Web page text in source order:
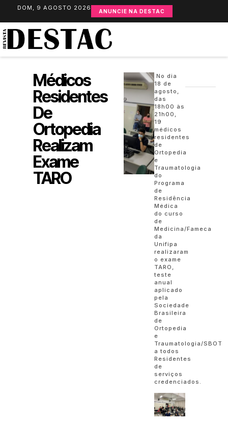
DOM, 9 AGOSTO 2026 ANUNCIE NA DESTAC
Médicos
Residentes
De
Ortopedia
Realizam
Exame
TARO
No dia
18 de
agosto,
das
18h00 às
21h00,
19
médicos
residentes
de
Ortopedia
e
Traumatologia
do
Programa
de
Residência
Médica
do curso
de
Medicina/Fameca
da
Unifipa
realizaram
o exame
TARO,
teste
anual
aplicado
pela
Sociedade
Brasileira
de
Ortopedia
e
Traumatologia/SBOT
a todos
Residentes
de
serviços
credenciados.